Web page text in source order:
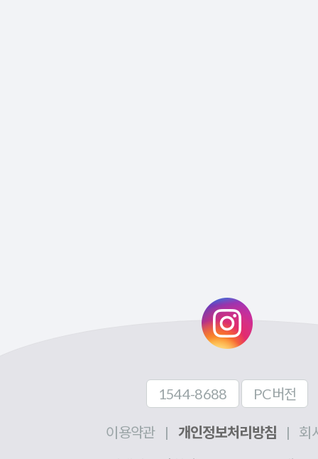
1544-8688 PC버전
이용약관 | 개인정보처리방침 |
회